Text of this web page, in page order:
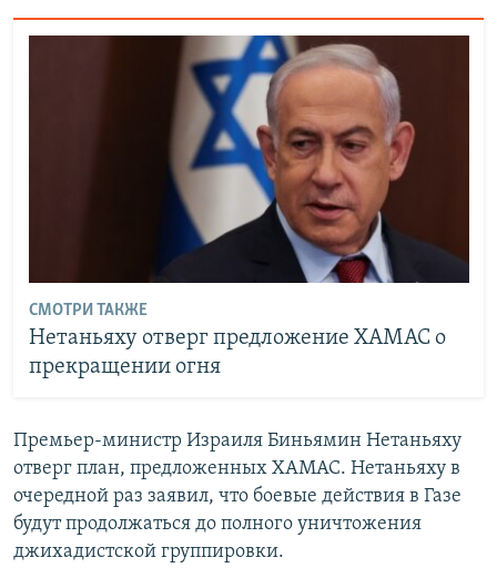
СМОТРИ ТАКЖЕ
Нетаньяху отверг предложение ХАМАС о
прекращении огня
Премьер-министр Израиля Биньямин Нетаньяху
отверг план, предложенных ХАМАС. Нетаньяху в
очередной раз заявил, что боевые действия в Газе
будут продолжаться до полного уничтожения
джихадистской группировки.